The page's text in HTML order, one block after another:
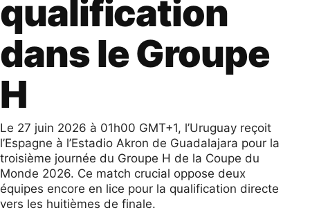
qualification
dans le Groupe
H
Le 27 juin 2026 à 01h00 GMT+1, l’Uruguay reçoit
l’Espagne à l’Estadio Akron de Guadalajara pour la
troisième journée du Groupe H de la Coupe du
Monde 2026. Ce match crucial oppose deux
équipes encore en lice pour la qualification directe
vers les huitièmes de finale.